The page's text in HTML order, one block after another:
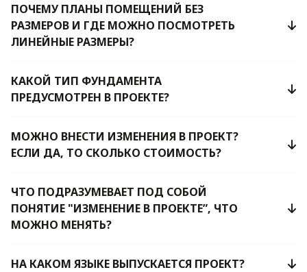
ПОЧЕМУ ПЛАНЫ ПОМЕЩЕНИЙ БЕЗ
РАЗМЕРОВ И ГДЕ МОЖНО ПОСМОТРЕТЬ
ЛИНЕЙНЫЕ РАЗМЕРЫ?
КАКОЙ ТИП ФУНДАМЕНТА
ПРЕДУСМОТРЕН В ПРОЕКТЕ?
МОЖНО ВНЕСТИ ИЗМЕНЕНИЯ В ПРОЕКТ?
ЕСЛИ ДА, ТО СКОЛЬКО СТОИМОСТЬ?
ЧТО ПОДРАЗУМЕВАЕТ ПОД СОБОЙ
ПОНЯТИЕ "ИЗМЕНЕНИЕ В ПРОЕКТЕ”, ЧТО
МОЖНО МЕНЯТЬ?
НА КАКОМ ЯЗЫКЕ ВЫПУСКАЕТСЯ ПРОЕКТ?